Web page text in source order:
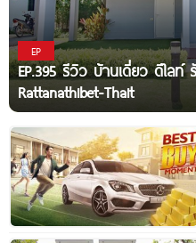
EP
EP.395 รีวิว บ้านเดี่ยว ดีไล
Rattanathibet-Thait